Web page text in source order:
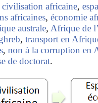
civilisation africaine,
africaines, économie
australe, Afrique de
, transport en
, non à la corruption en
de doctorat.